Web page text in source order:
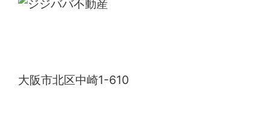
大阪市北区中崎1-610